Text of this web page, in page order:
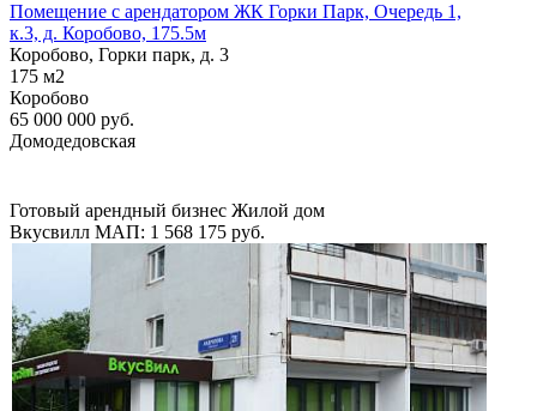
Помещение с арендатором ЖК Горки Парк, Очередь 1,
к.3, д. Коробово, 175.5м
Коробово, Горки парк, д. 3
175 м2
Коробово
65 000 000 руб.
Домодедовская
Готовый арендный бизнес Жилой дом
Вкусвилл МАП: 1 568 175 руб.